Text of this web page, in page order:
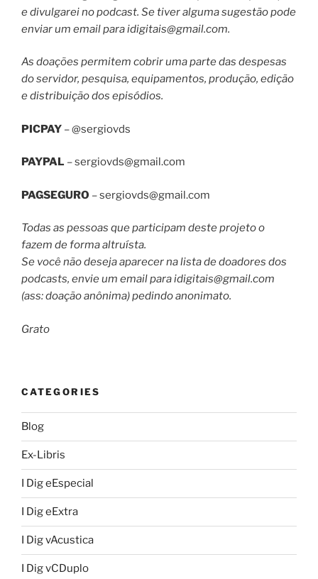
e divulgarei no podcast. Se tiver alguma sugestão pode
enviar um email paraidigitais@gmail.com.
As doações permitem cobrir uma parte das despesas
do servidor, pesquisa, equipamentos, produção, edição
e distribuição dos episódios.
PICPAY – @sergiovds
PAYPAL –sergiovds@gmail.com
PAGSEGURO –sergiovds@gmail.com
Todas as pessoas que participam deste projeto o
fazem de forma altruísta.
Se você não deseja aparecer na lista de doadores dos
podcasts, envie um email paraidigitais@gmail.com
(ass: doação anônima) pedindo anonimato.
Grato
CATEGORIES
Blog
Ex-Libris
I Dig eEspecial
I Dig eExtra
I Dig vAcustica
I Dig vCDuplo